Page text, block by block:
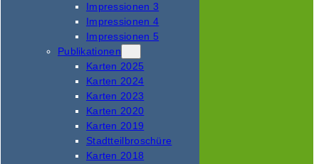
Impressionen 3
Impressionen 4
Impressionen 5
Publikationen
Karten 2025
Karten 2024
Karten 2023
Karten 2020
Karten 2019
Stadtteilbroschüre
Karten 2018